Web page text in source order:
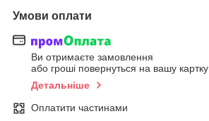
Умови оплати
Ви отримаєте замовлення
або гроші повернуться на вашу картку
Детальніше
Оплатити частинами